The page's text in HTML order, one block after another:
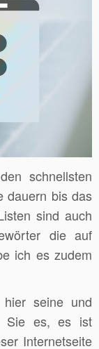
schnellsten
dauern bis das
sind auch
die auf
ich es zudem
seine und
Sie es, es ist
Internetseite